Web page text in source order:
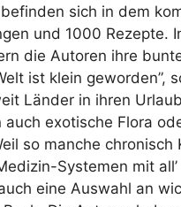
sich in dem
und 1000 Rezep­te.
die Autoren ihre
ist klein gewor­den”,
Län­der in ihren
exo­ti­sche Flo­ra
so man­che chro­nisch
Sys­te­men mit
eine Aus­wahl an